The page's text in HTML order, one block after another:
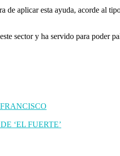
aplicar esta ayuda, acorde al
sector y ha servido para poder
‘EL FUERTE’